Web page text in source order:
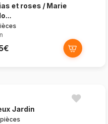
et roses / Marie
Jardin